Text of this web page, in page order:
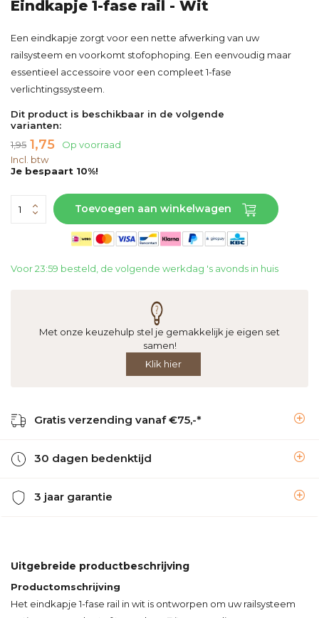
Eindkapje 1-fase rail - Wit
Een eindkapje zorgt voor een nette afwerking van uw
railsysteem en voorkomt stofophoping. Een eenvoudig maar
essentieel accessoire voor een compleet 1-fase
verlichtingssysteem.
Dit product is beschikbaar in de volgende
varianten:
1,95 1,75
Op voorraad
Incl. btw
Je bespaart 10%!
Toevoegen aan winkelwagen
Voor 23:59 besteld, de volgende werkdag 's avonds in huis
Met onze keuzehulp stel je gemakkelijk je eigen set
samen!
Klik hier
Gratis verzending vanaf €75,-*
30 dagen bedenktijd
3 jaar garantie
Uitgebreide productbeschrijving
Productomschrijving
Het eindkapje 1-fase rail in wit is ontworpen om uw railsysteem